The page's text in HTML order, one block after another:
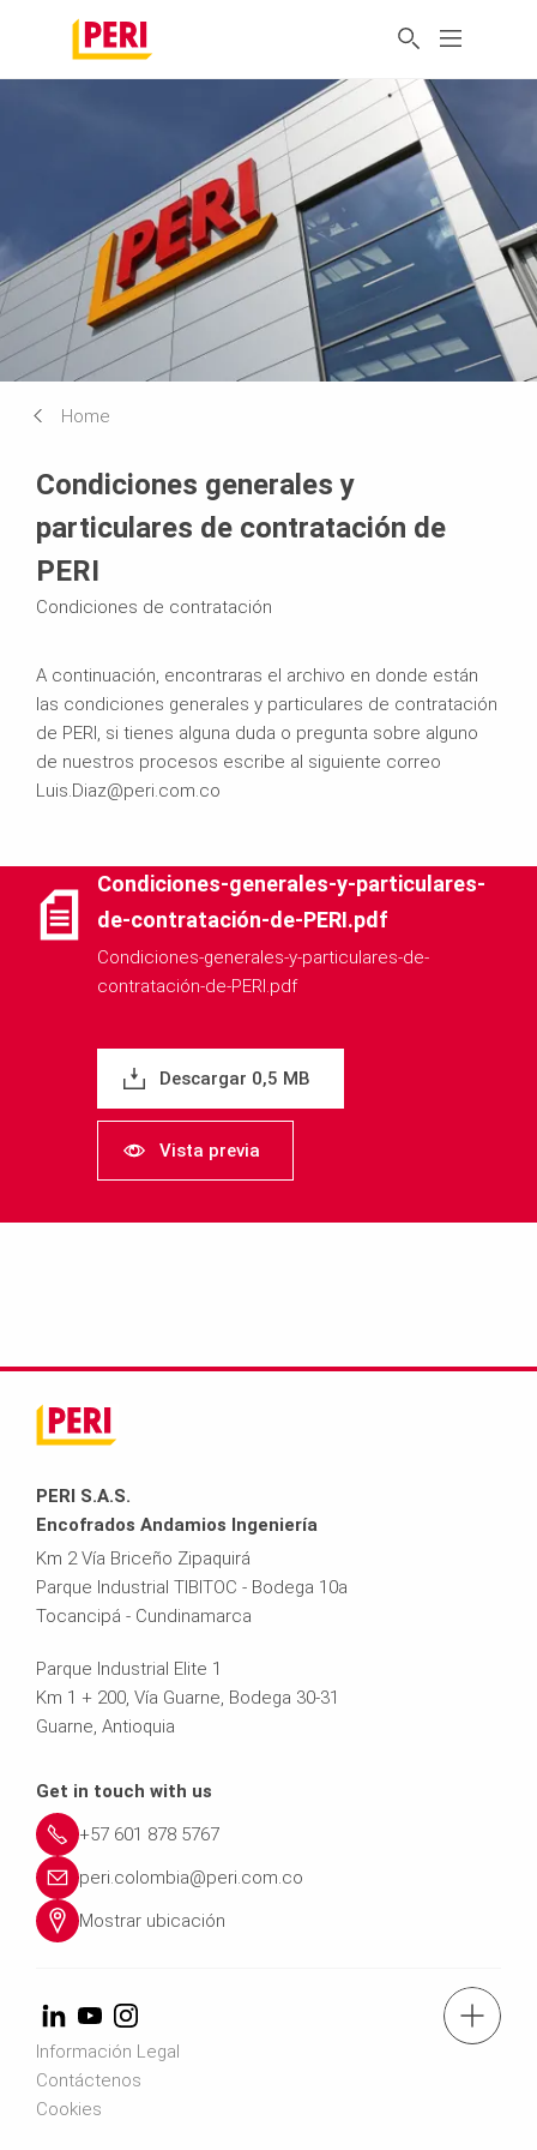
Tel.: +57 (601) 8785767
Home
Condiciones generales y
particulares de contratación de
PERI
Condiciones de contratación
A continuación, encontraras el archivo en donde están
las condiciones generales y particulares de contratación
de PERI, si tienes alguna duda o pregunta sobre alguno
de nuestros procesos escribe al siguiente correo
Luis.Diaz@peri.com.co
Condiciones‐generales‐y‐particulares‐
de‐contratación‐de‐PERI.pdf
Condiciones-generales-y-particulares-de-
contratación-de-PERI.pdf
Descargar 0,5 MB
Vista previa
PERI S.A.S.
Encofrados Andamios Ingeniería
Km 2 Vía Briceño Zipaquirá
Parque Industrial TIBITOC - Bodega 10a
Tocancipá - Cundinamarca
Parque Industrial Elite 1
Km 1 + 200, Vía Guarne, Bodega 30-31
Guarne, Antioquia
Get in touch with us
+57 601 878 5767
peri.colombia@peri.com.co
Mostrar ubicación
Información Legal
Contáctenos
Cookies